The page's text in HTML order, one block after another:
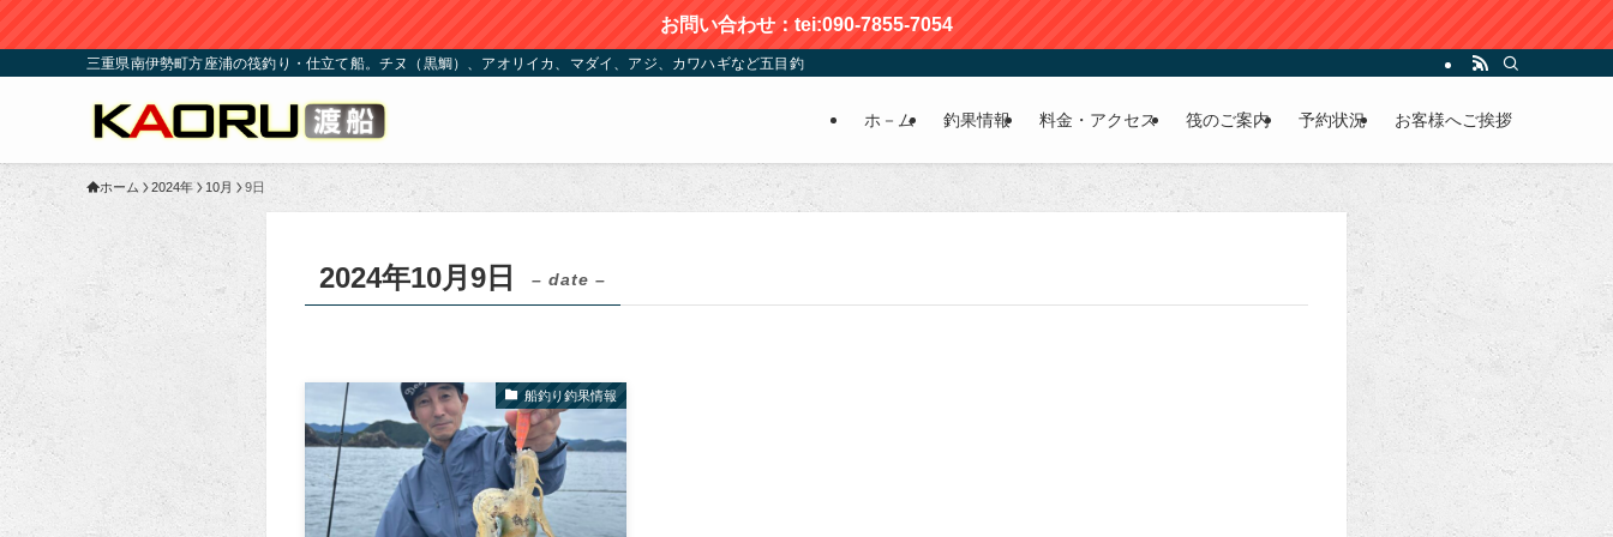
お問い合わせ：tei:090-7855-7054
三重県南伊勢町方座浦の筏釣り・仕立て船。チヌ（黒鯛）、アオリイカ、マダイ、アジ、カワハギなど五目釣りが楽しめる | かおる渡船
ホ－ム 釣果情報 料金・アクセス 筏のご案内 予約状況 お客様へご挨拶
ホーム 2024年 10月 9日
2024年10月9日 – date –
船釣り釣果情報